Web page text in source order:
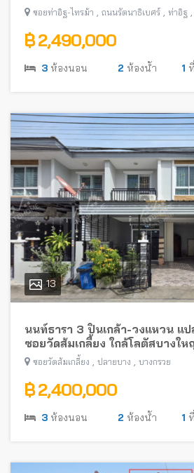
อิฐ-ไทรม้า) พร้อมอยู่ ใกล้รถไฟฟ้าส
ซอยท่าอิฐ-ไทรม้า , ถนนรัตนาธิเบศร์ , ท่าอิฐ ,
฿ 2,490,000
3 ห้องนอน 2 ห้องน้ำ 1
13
นนท์ธารา 3 ปิ่นเกล้า-วงแหวน แ
ซอยวัดส้มเกลี้ยง ใกล้โลตัสบางใ
ซอยวัดส้มเกลี้ยง ปลายบาง บางกรวย
฿ 2,400,000
3 ห้องนอน 2 ห้องน้ำ 1